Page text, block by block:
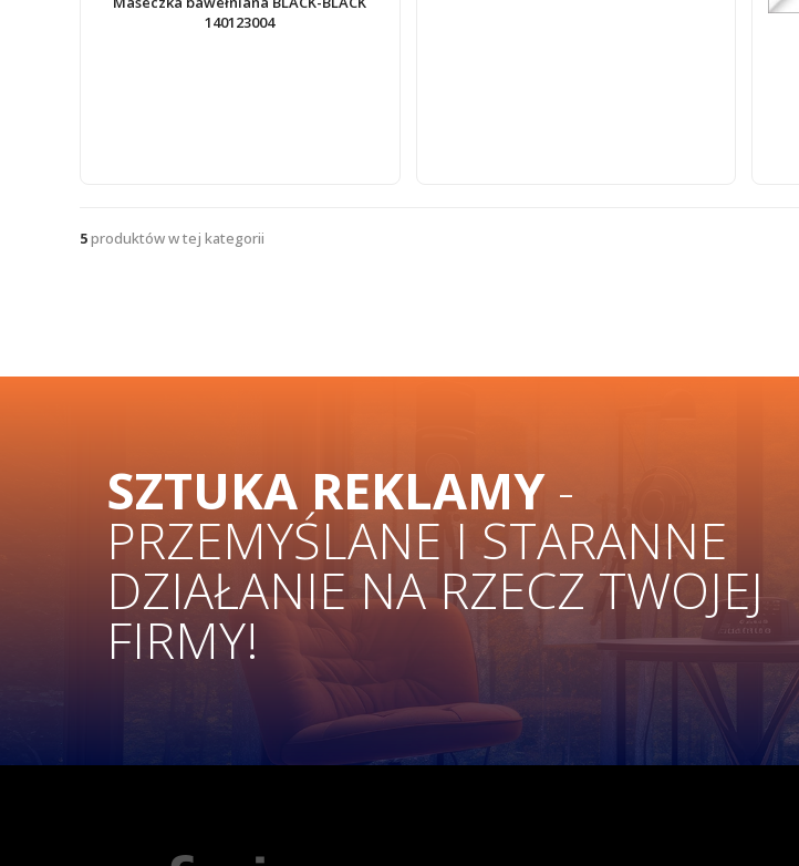
140123004
5produktów w tej kategorii
SZTUKA REKLAMY-
PRZEMYŚLANE I STARANNE
DZIAŁANIE NA RZECZ TWOJEJ
FIRMY!